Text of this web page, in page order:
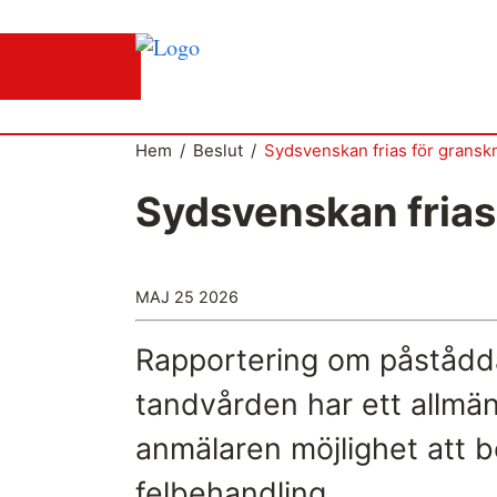
Det medieetiska systemet
Mediernas Etiknämnd fattar de avgörande
besluten
Publicitetsreglerna – grunden i det
medieetiska systemet
Caspar Opitz är MO
Vill du ansluta till det medieetiska
Hem / Beslut / Sydsvenskan frias för
Sydsvenskan
MAJ 25 2026
Rapportering om
tandvården har ett
anmälaren möjlighet att